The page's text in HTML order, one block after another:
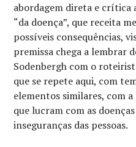
abordagem direta e crítica
“da doença”, que receita
possíveis consequências,
premissa chega a lembrar
Sodenbergh com o
que se repete aqui, com
elementos similares, com
que lucram com as
inseguranças das pessoas.